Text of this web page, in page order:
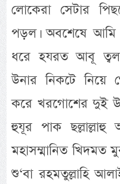
লোকেরা সেটার
পড়ল। অবশেষে আমি
ধরে হযরত আবূ
উনার নিকটে নিয়ে
করে খরগোশের দুই
হুযূর পাক ছল্লাল্লাহু
মহাসম্মানিত খিদমত
শু‘বা রহমতুল্লাহি